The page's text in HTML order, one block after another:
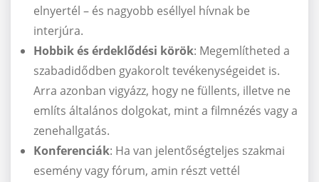
elnyertél – és nagyobb eséllyel hívnak be
interjúra.
Hobbik és érdeklődési körök: Megemlítheted a
szabadidődben gyakorolt tevékenységeidet is.
Arra azonban vigyázz, hogy ne füllents, illetve ne
említs általános dolgokat, mint a filmnézés vagy a
zenehallgatás.
Konferenciák: Ha van jelentőségteljes szakmai
esemény vagy fórum, amin részt vettél